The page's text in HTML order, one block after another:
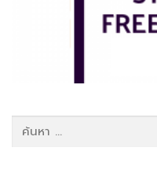
ค้นหา
สำหรับ: